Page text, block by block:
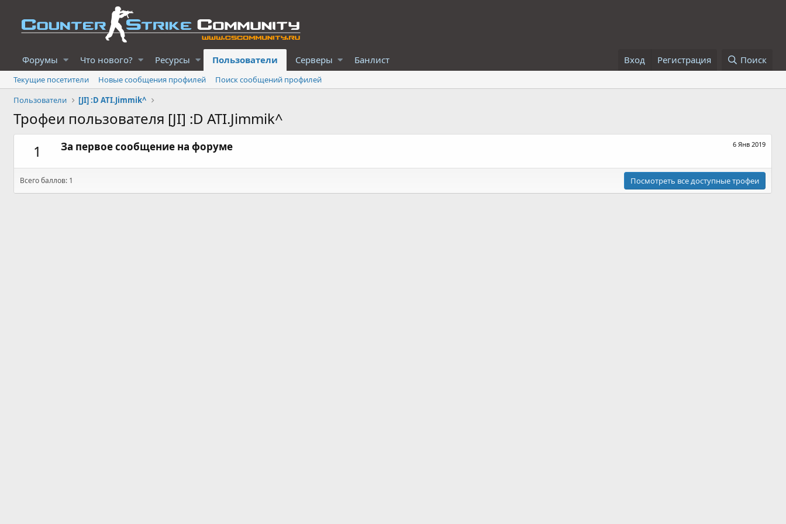
Форумы Что нового? Ресурсы Пользователи Серверы Банлист Вход Регистрация Поиск
Текущие посетители Новые сообщения профилей
Поиск сообщений профилей
Пользователи
[JI] :D ATI.Jimmik^
Трофеи пользователя [JI] :D ATI.Jimmik^
1
6 Янв 2019
За первое сообщение на форуме
Всего баллов: 1 Посмотреть все доступные трофеи